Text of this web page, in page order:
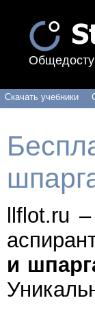
Скачать учебники
llflot.ru
и